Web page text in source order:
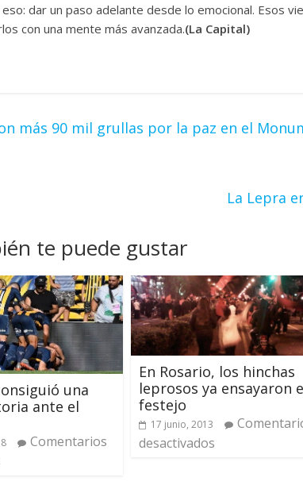
dar un paso adelante desde lo emocional. Esos
con una mente más avanzada.(La Capital)
más 90 mil grullas por la paz en el
La Lepra
te puede gustar
una
ante el
Comentarios
En Rosario, los hinchas
leprosos ya ensayaron
festejo
17 junio, 2013
desactivados